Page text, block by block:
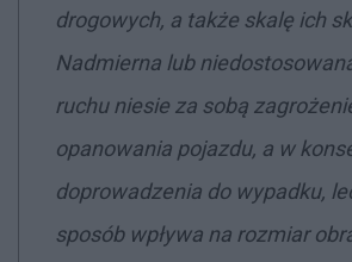
drogowych, a także skalę ich
Nadmierna lub
ruchu niesie za sobą
opanowania pojazdu, a w
doprowadzenia do wypadku,
sposób wpływa na rozmiar